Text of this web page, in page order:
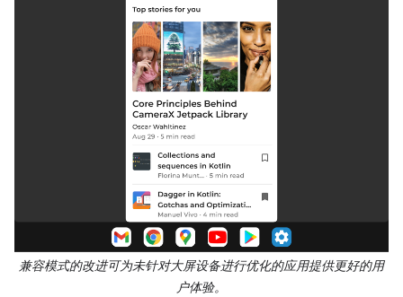
兼容模式的改进可为未针对大屏设备进行优化的应用提供更好的用
户体验。